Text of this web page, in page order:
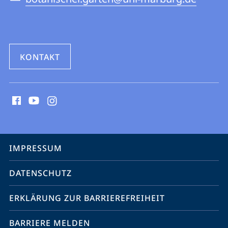
KONTAKT
Media
Service-
Navigation
IMPRESSUM
DATENSCHUTZ
ERKLÄRUNG ZUR BARRIEREFREIHEIT
BARRIERE MELDEN